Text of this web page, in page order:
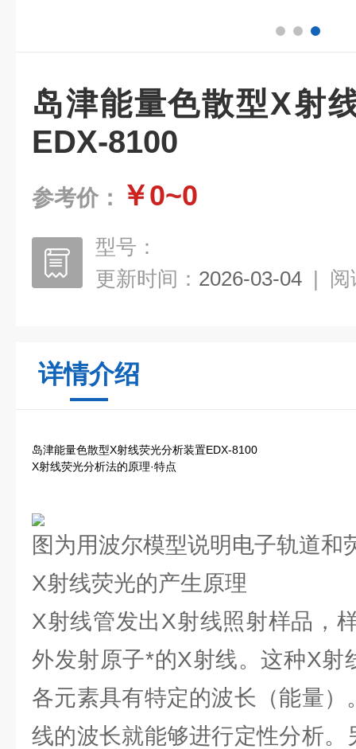
岛津能量色散型X射
EDX-8100
参考价： ￥0~0
型号：
更新时间： 2026-03-04 | 阅
详情介绍
岛津能量色散型X射线荧光分析装置EDX-8100
X射线荧光分析法的原理·特点
图为用波尔模型说明电子轨道和
X射线荧光的产生原理
X射线管发出X射线照射样品，
外发射原子*的X射线。这种X射
各元素具有特定的波长（能量
线的波长就能够进行定性分析